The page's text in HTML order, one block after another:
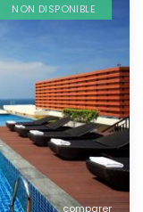
comparer
NON DISPONIBLE